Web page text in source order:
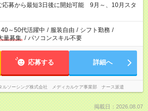
ご希望に沿ったお仕事をご紹介します！ ※Wワ
今ご覧のお仕事で希望する勤務時間と、もう1つ
時間。 合計で週40時間を超える場合は応募でき
募から最短3日後に開始可能 9月～、10月スタ
40～50代活躍中 / 服装自由 / シフト勤務 /
量募集 / パソコンスキル不要
応募する 詳細へ
ルソーシング株式会社 メディカルケア事業部 ナース派遣
掲載日：2026.08.07